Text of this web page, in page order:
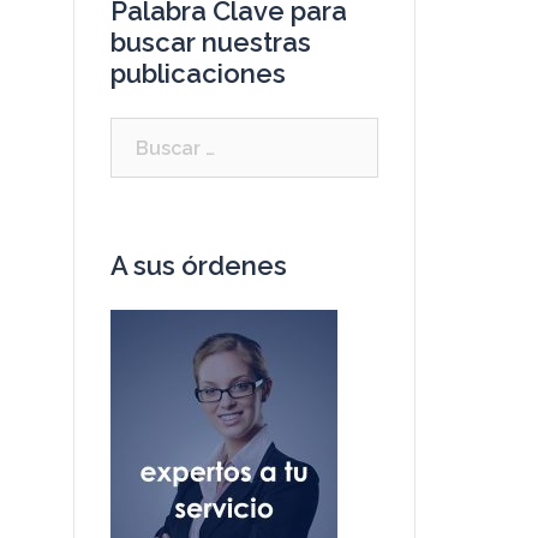
Palabra Clave para
buscar nuestras
publicaciones
A sus órdenes